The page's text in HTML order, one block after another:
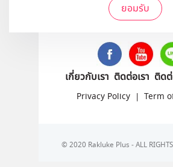
ยอมรับ
ติดตามเราได้ที่
เกี่ยวกับเรา ติดต่อเรา ติด
Privacy Policy | Term
© 2020 Rakluke Plus - ALL RIGHTS